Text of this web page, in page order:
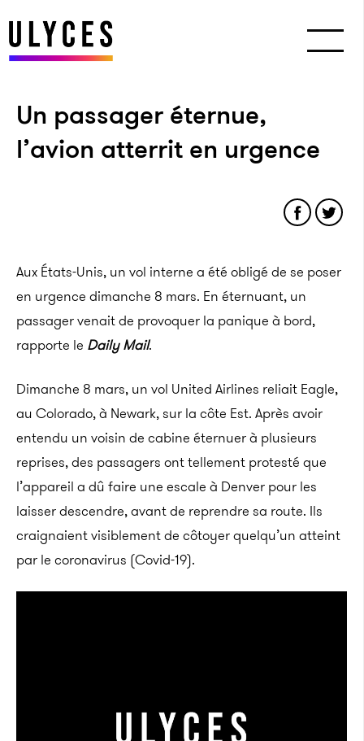
Un passager éternue,
l’avion atterrit en urgence
Aux États-Unis, un vol interne a été obligé de se poser
en urgence dimanche 8 mars. En éternuant, un
passager venait de provoquer la panique à bord,
rapporte le Daily Mail.
Dimanche 8 mars, un vol United Airlines reliait Eagle,
au Colorado, à Newark, sur la côte Est. Après avoir
entendu un voisin de cabine éternuer à plusieurs
reprises, des passagers ont tellement protesté que
l’appareil a dû faire une escale à Denver pour les
laisser descendre, avant de reprendre sa route. Ils
craignaient visiblement de côtoyer quelqu’un atteint
par le coronavirus (Covid-19).